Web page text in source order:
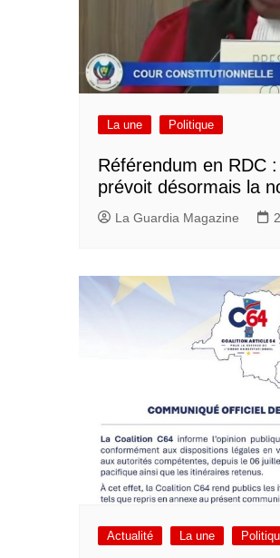
La une Politique
Référendum en RDC
prévoit désormais la
La Guardia Magazine
Actualité La une